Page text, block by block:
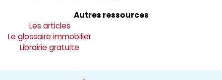
Autres ressources
Les articles
Le glossaire immobilier
Librairie gratuite